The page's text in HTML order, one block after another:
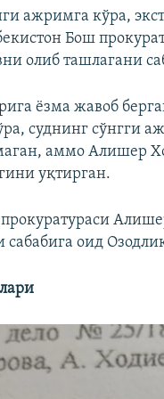
ажримга кўра,
Бош
олиб ташлагани
ёзма жавоб
суднинг сўнгги
аммо Алишер
уқтирган.
сабабига оид